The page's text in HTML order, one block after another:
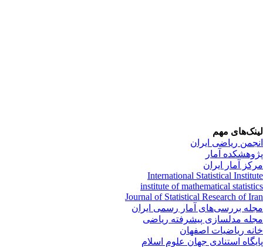
مهم
ریاضی ایران
آمار
آمار ایران
International Statistical
institute of mathematical
Journal of Statistical Research of
بررسی‌های آمار رسمی ایران
مدلسازی پیشرفته ریاضی
ریاضیات اصفهان
استنادی جهان علوم اسلام